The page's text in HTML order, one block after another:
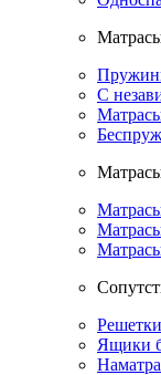
С
Ящики